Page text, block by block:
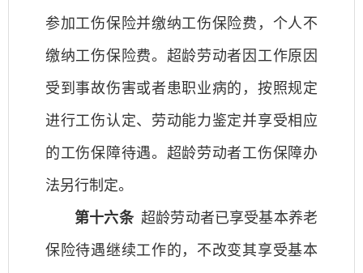
参加工伤保险并缴纳工伤保险费，个人不
缴纳工伤保险费。超龄劳动者因工作原因
受到事故伤害或者患职业病的，按照规定
进行工伤认定、劳动能力鉴定并享受相应
的工伤保障待遇。超龄劳动者工伤保障办
法另行制定。
第十六条超龄劳动者已享受基本养老
保险待遇继续工作的，不改变其享受基本